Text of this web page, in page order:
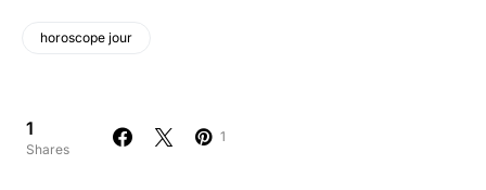
horoscope jour
1
Shares
1